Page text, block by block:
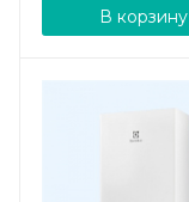
В корзину